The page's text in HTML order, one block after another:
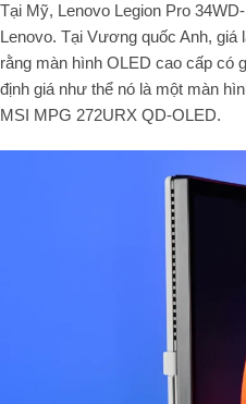
Tại Mỹ, Lenovo Legion Pro
Lenovo. Tại Vương quốc Anh,
rằng màn hình OLED cao cấp có
định giá như thể nó là một màn
MSI MPG 272URX QD-OLED.